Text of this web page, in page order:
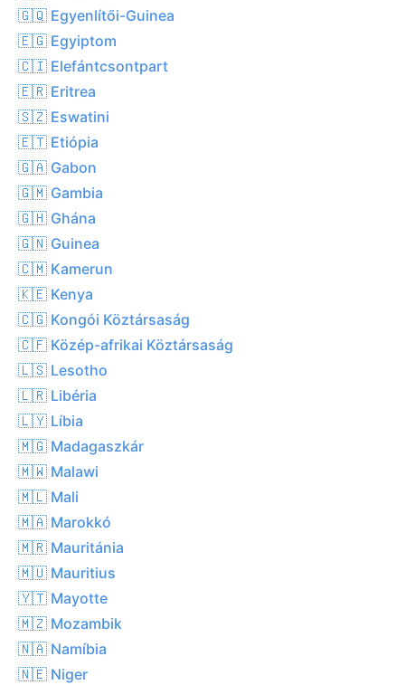
🇬🇶 Egyenlítői-Guinea
🇪🇬 Egyiptom
🇨🇮 Elefántcsontpart
🇪🇷 Eritrea
🇸🇿 Eswatini
🇪🇹 Etiópia
🇬🇦 Gabon
🇬🇲 Gambia
🇬🇭 Ghána
🇬🇳 Guinea
🇨🇲 Kamerun
🇰🇪 Kenya
🇨🇬 Kongói Köztársaság
🇨🇫 Közép-afrikai Köztársaság
🇱🇸 Lesotho
🇱🇷 Libéria
🇱🇾 Líbia
🇲🇬 Madagaszkár
🇲🇼 Malawi
🇲🇱 Mali
🇲🇦 Marokkó
🇲🇷 Mauritánia
🇲🇺 Mauritius
🇾🇹 Mayotte
🇲🇿 Mozambik
🇳🇦 Namíbia
🇳🇪 Niger